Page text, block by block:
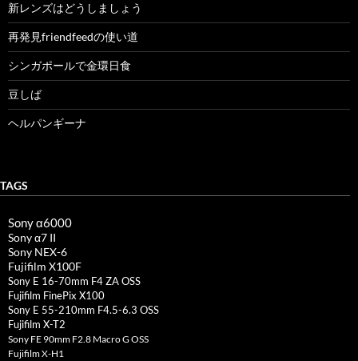
新レンズはどうしましょう
再発見friendfeedの使い道
シンガポールで金環日食
豆しば
ヘルパンギーナ
TAGS
Sony α6000
Sony α7 II
Sony NEX-6
Fujifilm X100F
Sony E 16-70mm F4 ZA OSS
Fujifilm FinePix X100
Sony E 55-210mm F4.5-6.3 OSS
Fujifilm X-T2
Sony FE 90mm F2.8 Macro G OSS
Fujifilm X-H1